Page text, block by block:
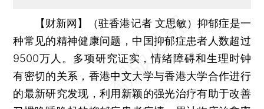
【财新网】（驻香港记者 文思敏）抑郁症是一
种常见的精神健康问题，中国抑郁症患者人数超过
9500万人。多项研究证实，情绪障碍和生理时钟
有密切的关系，香港中文大学与香港大学合作进行
的最新研究发现，利用新颖的强光治疗有助于改善